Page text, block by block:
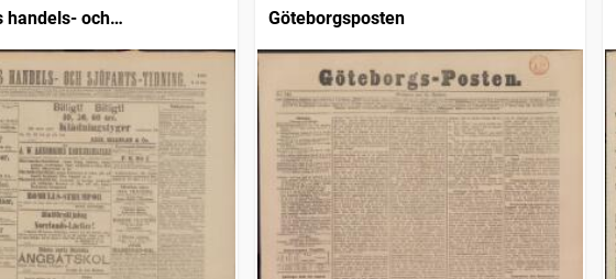
handels- och
(1832)
Göteborgsposten